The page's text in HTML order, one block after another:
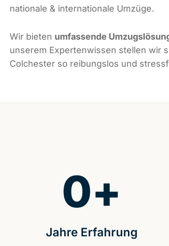
nationale & internationale Umzüge.
Wir bieten umfassende
unserem Expertenwissen stellen wir
Colchester so reibungslos und
Jahre Erfahrung
0+